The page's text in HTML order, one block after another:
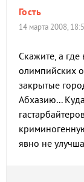
Гость
14 марта 2008,
Скажите, а где
олимпийских
закрытые
Абхазию...
явно не